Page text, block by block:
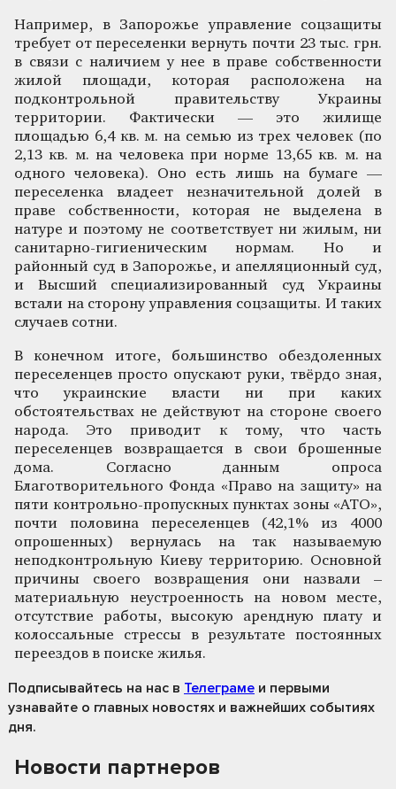
Например, в Запорожье управление соцзащиты
требует от переселенки вернуть почти 23 тыс. грн.
в связи с наличием у нее в праве собственности
жилой площади, которая расположена на
подконтрольной правительству Украины
территории. Фактически — это жилище
площадью 6,4 кв. м. на семью из трех человек (по
2,13 кв. м. на человека при норме 13,65 кв. м. на
одного человека). Оно есть лишь на бумаге —
переселенка владеет незначительной долей в
праве собственности, которая не выделена в
натуре и поэтому не соответствует ни жилым, ни
санитарно-гигиеническим нормам. Но и
районный суд в Запорожье, и апелляционный суд,
и Высший специализированный суд Украины
встали на сторону управления соцзащиты. И таких
случаев сотни.
В конечном итоге, большинство обездоленных
переселенцев просто опускают руки, твёрдо зная,
что украинские власти ни при каких
обстоятельствах не действуют на стороне своего
народа. Это приводит к тому, что часть
переселенцев возвращается в свои брошенные
дома. Согласно данным опроса
Благотворительного Фонда «Право на защиту» на
пяти контрольно-пропускных пунктах зоны «АТО»,
почти половина переселенцев (42,1% из 4000
опрошенных) вернулась на так называемую
неподконтрольную Киеву территорию. Основной
причины своего возвращения они назвали –
материальную неустроенность на новом месте,
отсутствие работы, высокую арендную плату и
колоссальные стрессы в результате постоянных
переездов в поиске жилья.
Подписывайтесь на нас в Телеграме и первыми
узнавайте о главных новостях и важнейших событиях
дня.
Новости партнеров